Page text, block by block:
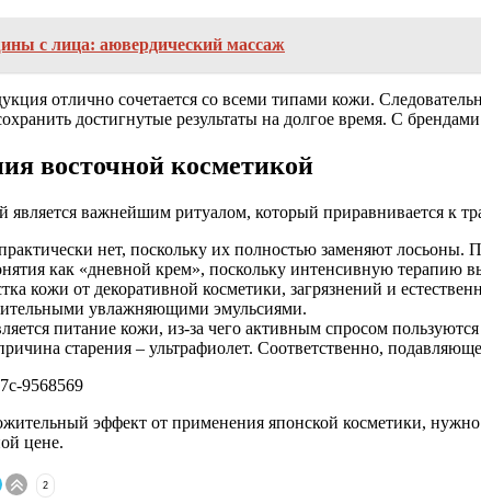
с лица: аювердический массаж
отлично сочетается со всеми типами кожи.
достигнутые результаты на долгое время. С брендами
восточной косметикой
является важнейшим ритуалом, который приравнивается к
нет, поскольку их полностью заменяют
как «дневной крем», поскольку интенсивную
кожи от декоративной косметики, загрязнений и
увлажняющими эмульсиями.
питание кожи, из-за чего активным спросом
старения – ультрафиолет. Соответственно,
эффект от применения японской косметики,
цене.
2